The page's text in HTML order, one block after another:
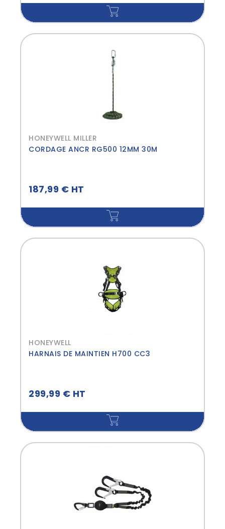
HONEYWELL MILLER
CORDAGE ANCR RG500 12MM 30M
187,99 € HT
HONEYWELL
HARNAIS DE MAINTIEN H700 CC3
299,99 € HT